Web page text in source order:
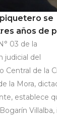
se
años de
03 de la
judicial del
Central de la
la Mora,
establece
Villalba,